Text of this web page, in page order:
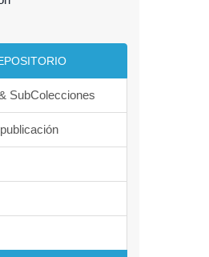
SubColecciones